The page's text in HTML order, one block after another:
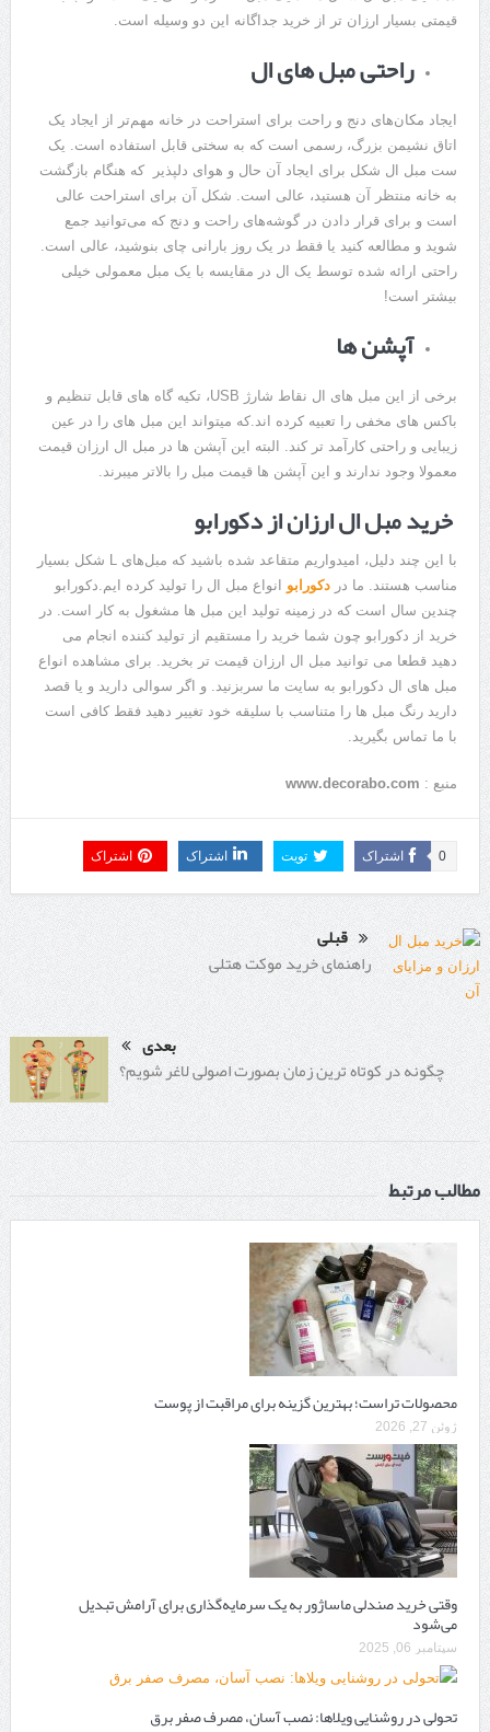
قیمتی بسیار ارزان تر از خرید جداگانه این دو وسیله است.
راحتی مبل های ال
ایجاد مکان‌های دنج و راحت برای استراحت در خانه مهم‌تر از ایجاد یک
اتاق نشیمن بزرگ، رسمی است که به سختی قابل استفاده است. یک
ست مبل ال شکل برای ایجاد آن حال و هوای دلپذیر که هنگام بازگشت
به خانه منتظر آن هستید، عالی است. شکل آن برای استراحت عالی
است و برای قرار دادن در گوشه‌های راحت و دنج که می‌توانید جمع
شوید و مطالعه کنید یا فقط در یک روز بارانی چای بنوشید، عالی است.
راحتی ارائه شده توسط یک ال در مقایسه با یک مبل معمولی خیلی
بیشتر است!
آپشن ها
برخی از این مبل های ال نقاط شارژ USB، تکیه گاه های قابل تنظیم و
باکس های مخفی را تعبیه کرده اند.که میتواند این مبل های را در عین
زیبایی و راحتی کارآمد تر کند. البته این آپشن ها در مبل ال ارزان قیمت
معمولا وجود ندارند و این آپشن ها قیمت مبل را بالاتر میبرند.
خرید مبل ال ارزان از دکورابو
با این چند دلیل، امیدواریم متقاعد شده باشید که مبل‌های L شکل بسیار
مناسب هستند. ما در دکورابو
انواع مبل ال را تولید کرده ایم.دکورابو
چندین سال است که در زمینه تولید این مبل ها مشغول به کار است. در
خرید از دکورابو چون شما خرید را مستقیم از تولید کننده انجام می
دهید قطعا می توانید مبل ال ارزان قیمت تر بخرید. برای مشاهده انواع
مبل های ال دکورابو به سایت ما سربزنید. و اگر سوالی دارید و یا قصد
دارید رنگ مبل ها را متناسب با سلیقه خود تغییر دهید فقط کافی است
با ما تماس بگیرید.
منبع : www.decorabo.com
اشتراک 0 تویت اشتراک اشتراک
قبلی
راهنمای خرید موکت هتلی
بعدی
چگونه در کوتاه ترین زمان بصورت اصولی لاغر شویم؟
مطالب مرتبط
محصولات تراست؛ بهترین گزینه برای مراقبت از پوست
ژوئن 27, 2026
وقتی خرید صندلی ماساژور به یک سرمایه‌گذاری برای آرامش تبدیل
می‌شود
سپتامبر 06, 2025
تحولی در روشنایی ویلاها: نصب آسان، مصرف صفر برق